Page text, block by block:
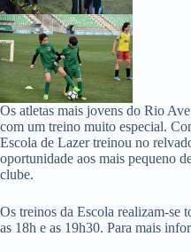
Os atletas mais jovens do Rio
com um treino muito especial.
Escola de Lazer treinou no
oportunidade aos mais pequeno
clube.
Os treinos da Escola realizam-se
as 18h e as 19h30. Para mais